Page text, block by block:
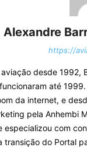
Alexandre
https://
desde 1992,
até
da internet, e
pela Anhembi
especializou com
transição do Portal